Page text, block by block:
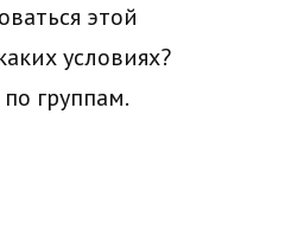
этой
условиях?
группам.